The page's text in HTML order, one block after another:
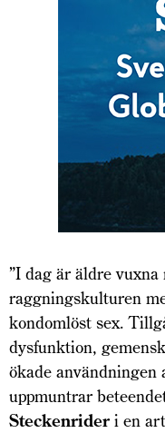
”I dag är äldre
raggningskulturen
kondomlöst sex.
dysfunktion,
ökade användningen
uppmuntrar
Steckenrider i en